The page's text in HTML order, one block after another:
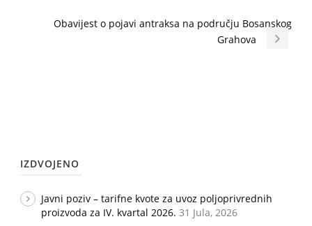
Obavijest o pojavi antraksa na području Bosanskog
Grahova
IZDVOJENO
Javni poziv – tarifne kvote za uvoz poljoprivrednih
proizvoda za IV. kvartal 2026. 31 Jula, 2026